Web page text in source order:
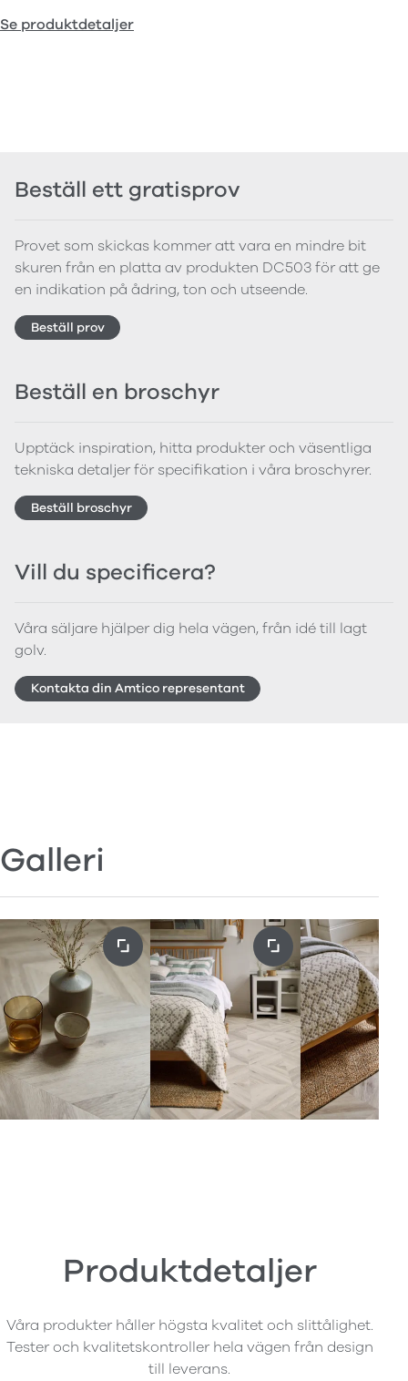
Se produktdetaljer
Beställ ett gratisprov
Provet som skickas kommer att vara en mindre bit
skuren från en platta av produkten DC503 för att ge
en indikation på ådring, ton och utseende.
Beställ prov
Beställ en broschyr
Upptäck inspiration, hitta produkter och väsentliga
tekniska detaljer för specifikation i våra broschyrer.
Beställ broschyr
Vill du specificera?
Våra säljare hjälper dig hela vägen, från idé till lagt
golv.
Kontakta din Amtico representant
Galleri
Produktdetaljer
Våra produkter håller högsta kvalitet och slittålighet.
Tester och kvalitetskontroller hela vägen från design
till leverans.